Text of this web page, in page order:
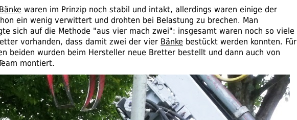
Bänke waren im Prinzip noch stabil und intakt, allerdings waren einige der
ein wenig verwittert und drohten bei Belastung zu brechen. Man
sich auf die Methode "aus vier mach zwei": insgesamt waren noch so viele
vorhanden, dass damit zwei der vier Bänke bestückt werden konnten. Für
beiden wurden beim Hersteller neue Bretter bestellt und dann auch von
montiert.